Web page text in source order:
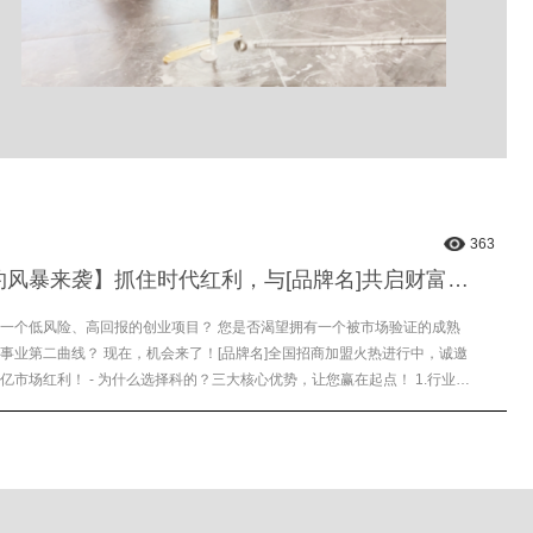
363
【代理签约风暴来袭】抓住时代红利，与[品牌名]共启财富新篇章！
个低风险、高回报的创业项目？ 您是否渴望拥有一个被市场验证的成熟
业第二曲线？ 现在，机会来了！[品牌名]全国招商加盟火热进行中，诚邀
核心优势，让您赢在起点！ 1.行业标